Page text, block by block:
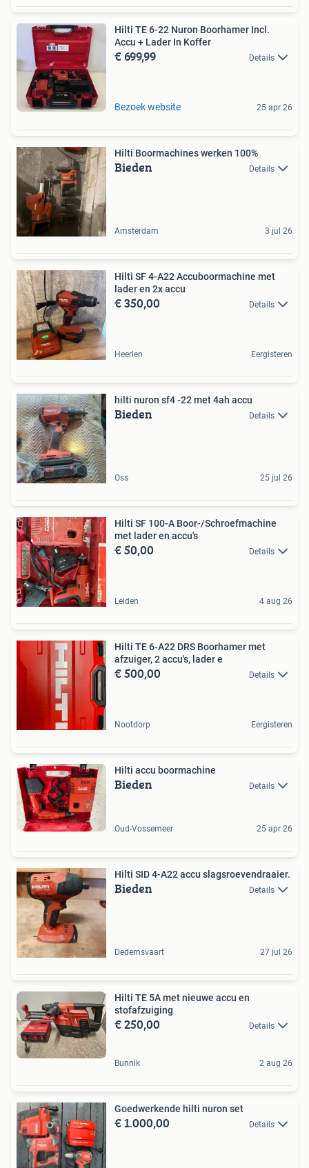
Hilti TE 6-22 Nuron Boorhamer Incl.
Accu + Lader In Koffer
€ 699,99 Details
Bezoek website 25 apr 26
Hilti Boormachines werken 100%
Bieden Details
Amsterdam 3 jul 26
Hilti SF 4-A22 Accuboormachine met
lader en 2x accu
€ 350,00 Details
Heerlen Eergisteren
hilti nuron sf4 -22 met 4ah accu
Bieden Details
Oss 25 jul 26
Hilti SF 100-A Boor-/Schroefmachine
met lader en accu's
€ 50,00 Details
Leiden 4 aug 26
Hilti TE 6-A22 DRS Boorhamer met
afzuiger, 2 accu's, lader e
€ 500,00 Details
Nootdorp Eergisteren
Hilti accu boormachine
Bieden Details
Oud-Vossemeer 25 apr 26
Hilti SID 4-A22 accu slagsroevendraaier.
Bieden Details
Dedemsvaart 27 jul 26
Hilti TE 5A met nieuwe accu en
stofafzuiging
€ 250,00 Details
Bunnik 2 aug 26
Goedwerkende hilti nuron set
€ 1.000,00 Details